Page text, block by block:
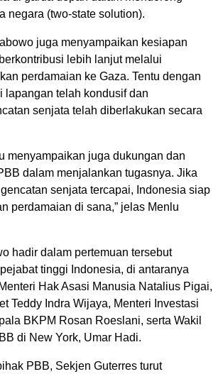
negara (two-state solution).
juga menyampaikan kesiapan
lebih lanjut melalui
perdamaian ke Gaza. Tentu dengan
lapangan telah kondusif dan
senjata telah diberlakukan secara
menyampaikan juga dukungan dan
dalam menjalankan tugasnya. Jika
senjata tercapai, Indonesia siap
perdamaian di sana,” jelas Menlu
hadir dalam pertemuan tersebut
tinggi Indonesia, di antaranya
Hak Asasi Manusia Natalius Pigai,
Teddy Indra Wijaya, Menteri Investasi
BKPM Rosan Roeslani, serta Wakil
di New York, Umar Hadi.
PBB, Sekjen Guterres turut